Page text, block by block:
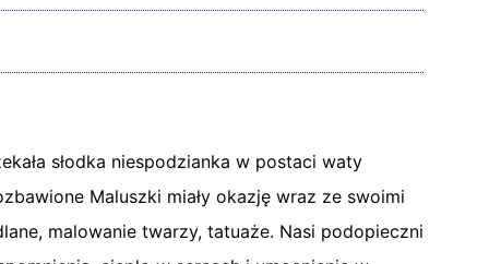
słodka niespodzianka w postaci waty
Maluszki miały okazję wraz ze swoimi
malowanie twarzy, tatuaże. Nasi podopieczni